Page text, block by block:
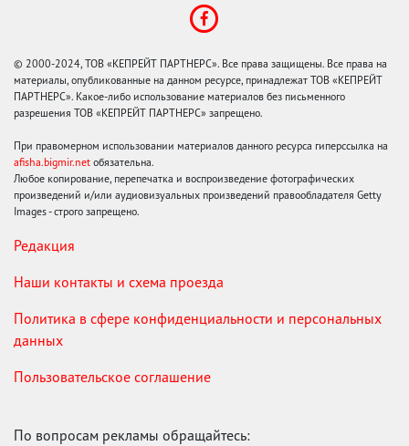
© 2000-2024, ТОВ «КЕПРЕЙТ ПАРТНЕРС». Все права защищены. Все права на
материалы, опубликованные на данном ресурсе, принадлежат ТОВ «КЕПРЕЙТ
ПАРТНЕРС». Какое-либо использование материалов без письменного
разрешения ТОВ «КЕПРЕЙТ ПАРТНЕРС» запрещено.
При правомерном использовании материалов данного ресурса гиперссылка на
afisha.bigmir.net обязательна.
Любое копирование, перепечатка и воспроизведение фотографических
произведений и/или аудиовизуальных произведений правообладателя Getty
Images - строго запрещено.
Редакция
Наши контакты и схема проезда
Политика в сфере конфиденциальности и персональных
данных
Пользовательское соглашение
По вопросам рекламы обращайтесь: